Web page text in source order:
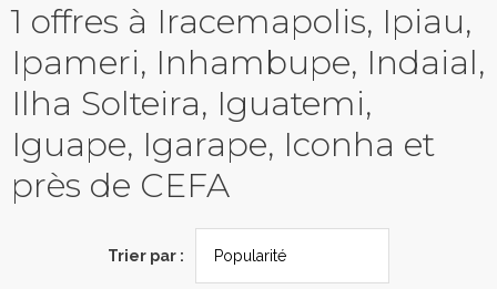
1 offres à Iracemapolis, Ipiau,
Ipameri, Inhambupe, Indaial,
Ilha Solteira, Iguatemi,
Iguape, Igarape, Iconha et
près de CEFA
Trier par :